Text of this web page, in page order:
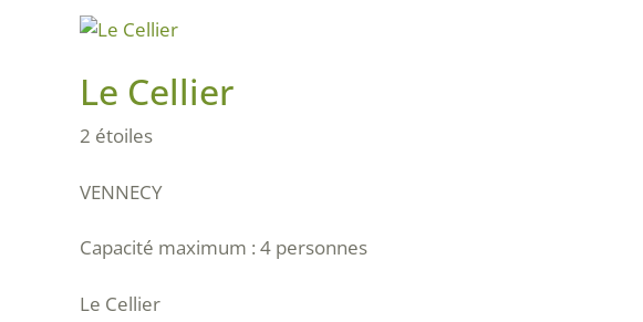
Le Cellier
2 étoiles
VENNECY
Capacité maximum : 4 personnes
Le Cellier